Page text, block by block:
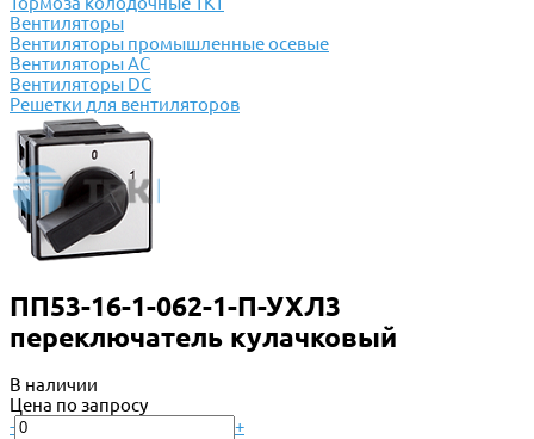
Вентиляторы
Вентиляторы промышленные осевые
Вентиляторы АС
Вентиляторы DC
Решетки для вентиляторов
ПП53-16-1-062-1-П-УХЛ3
переключатель кулачковый
В наличии
Цена по запросу
-
+